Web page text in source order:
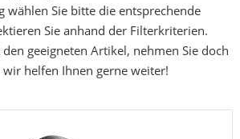
wählen Sie bitte die entsprechende
Sie anhand der Filterkriterien.
geeigneten Artikel, nehmen Sie doch
helfen Ihnen gerne weiter!